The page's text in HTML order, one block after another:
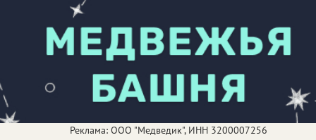
Реклама: ООО "Медведик", ИНН 3200007256